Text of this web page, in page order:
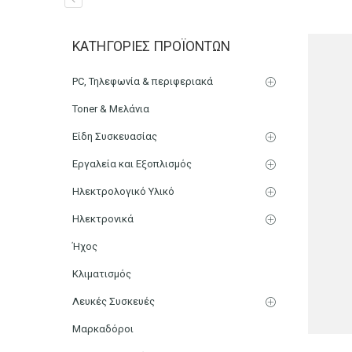
Ραβδομπλέντερ
ΚΑΤΗΓΟΡΊΕΣ ΠΡΟΪΌΝΤΩΝ
PC, Τηλεφωνία & περιφεριακά
Toner & Μελάνια
Είδη Συσκευασίας
Εργαλεία και Εξοπλισμός
Ηλεκτρολογικό Υλικό
Ηλεκτρονικά
Ήχος
Κλιματισμός
Λευκές Συσκευές
Μαρκαδόροι